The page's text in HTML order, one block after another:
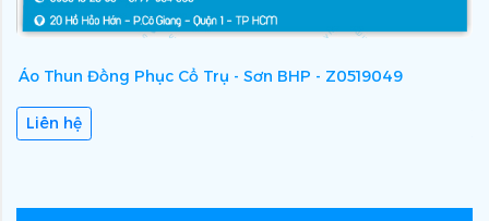
Áo Thun Đồng Phục Cổ Trụ - Sơn BHP - Z0519049
Liên hệ